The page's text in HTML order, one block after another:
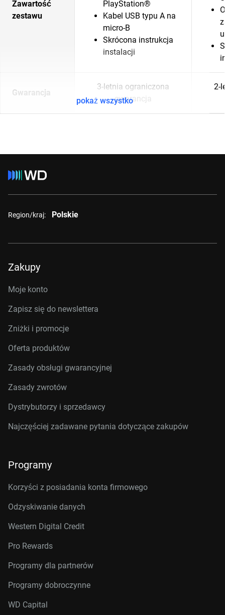
Zawartość
zestawu
PlayStation®
Kabel USB typu A na
micro-B
Skrócona instrukcja
instalacji
Gwarancja
3-letnia ograniczona
gwarancja
2-
pokaż wszystko
Region/kraj: Polskie
Zakupy
Moje konto
Zapisz się do newslettera
Zniżki i promocje
Oferta produktów
Zasady obsługi gwarancyjnej
Zasady zwrotów
Dystrybutorzy i sprzedawcy
Najczęściej zadawane pytania dotyczące zakupów
Programy
Korzyści z posiadania konta firmowego
Odzyskiwanie danych
Western Digital Credit
Pro Rewards
Programy dla partnerów
Programy dobroczynne
WD Capital